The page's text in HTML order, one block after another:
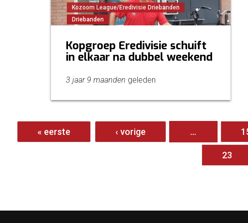
Kozoom League/Eredivisie Driebanden
Driebanden
Kopgroep Eredivisie schuift
in elkaar na dubbel weekend
3 jaar 9 maanden geleden
Pagina's
« eerste
‹ vorige …
23